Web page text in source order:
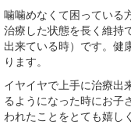
噛噛めなくて困っている
治療した状態を長く維持
出来ている時）です。健
ります。
イヤイヤで上手に治療出
るようになった時にお子
われたことをとても嬉し